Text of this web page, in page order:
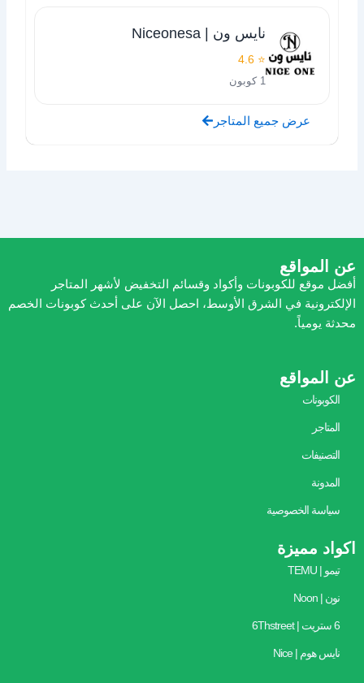
نايس ون | Niceonesa
⭐ 4.6
1 كوبون
عرض جميع المتاجر
عن المواقع
أفضل موقع للكوبونات وأكواد وقسائم التخفيض لأشهر المتاجر
الإلكترونية في الشرق الأوسط، احصل الآن على أحدث كوبونات الخصم
محدثة يومياً.
عن المواقع
الكوبونات
المتاجر
التصنيفات
المدونة
سياسة الخصوصية
اكواد مميزة
تيمو | TEMU
نون | Noon
6 ستريت | 6Thstreet
نايس هوم | Nice